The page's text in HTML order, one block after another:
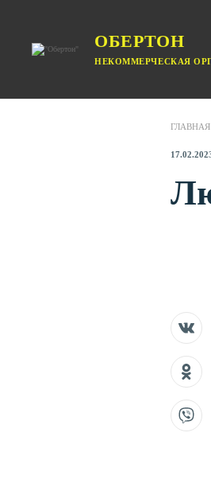
ОБЕРТОН
НЕКОММЕРЧЕСКАЯ
ГЛАВНАЯ